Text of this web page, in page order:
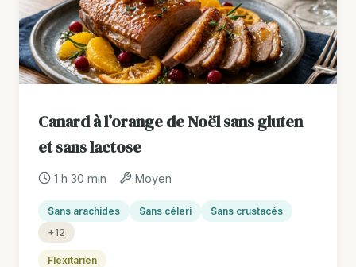
Canard à l’orange de Noël sans gluten
et sans lactose
1 h 30 min Moyen
Sans arachides Sans céleri
Sans crustacés
+12
Flexitarien